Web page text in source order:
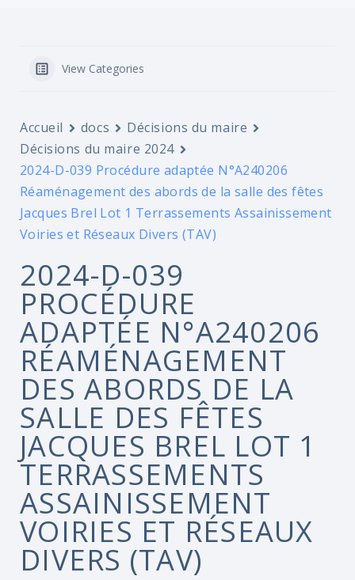
View Categories
Accueil docs
Décisions du maire
Décisions du maire 2024
2024-D-039 Procédure adaptée N°A240206
Réaménagement des abords de la salle des fêtes
Jacques Brel Lot 1 Terrassements Assainissement
Voiries et Réseaux Divers (TAV)
2024-D-039
PROCÉDURE
ADAPTÉE N°A240206
RÉAMÉNAGEMENT
DES ABORDS DE LA
SALLE DES FÊTES
JACQUES BREL LOT 1
TERRASSEMENTS
ASSAINISSEMENT
VOIRIES ET RÉSEAUX
DIVERS (TAV)